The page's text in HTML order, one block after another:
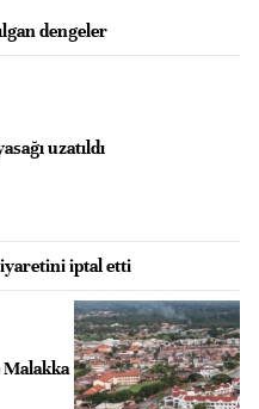
dengeler
uzatıldı
iptal etti
Malakka